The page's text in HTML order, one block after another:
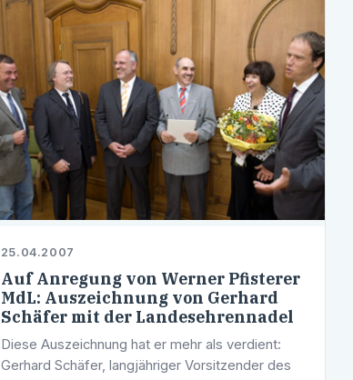
25.04.2007
Auf Anregung von Werner Pfisterer
MdL: Auszeichnung von Gerhard
Schäfer mit der Landesehrennadel
Diese Auszeichnung hat er mehr als verdient:
Gerhard Schäfer, langjähriger Vorsitzender des